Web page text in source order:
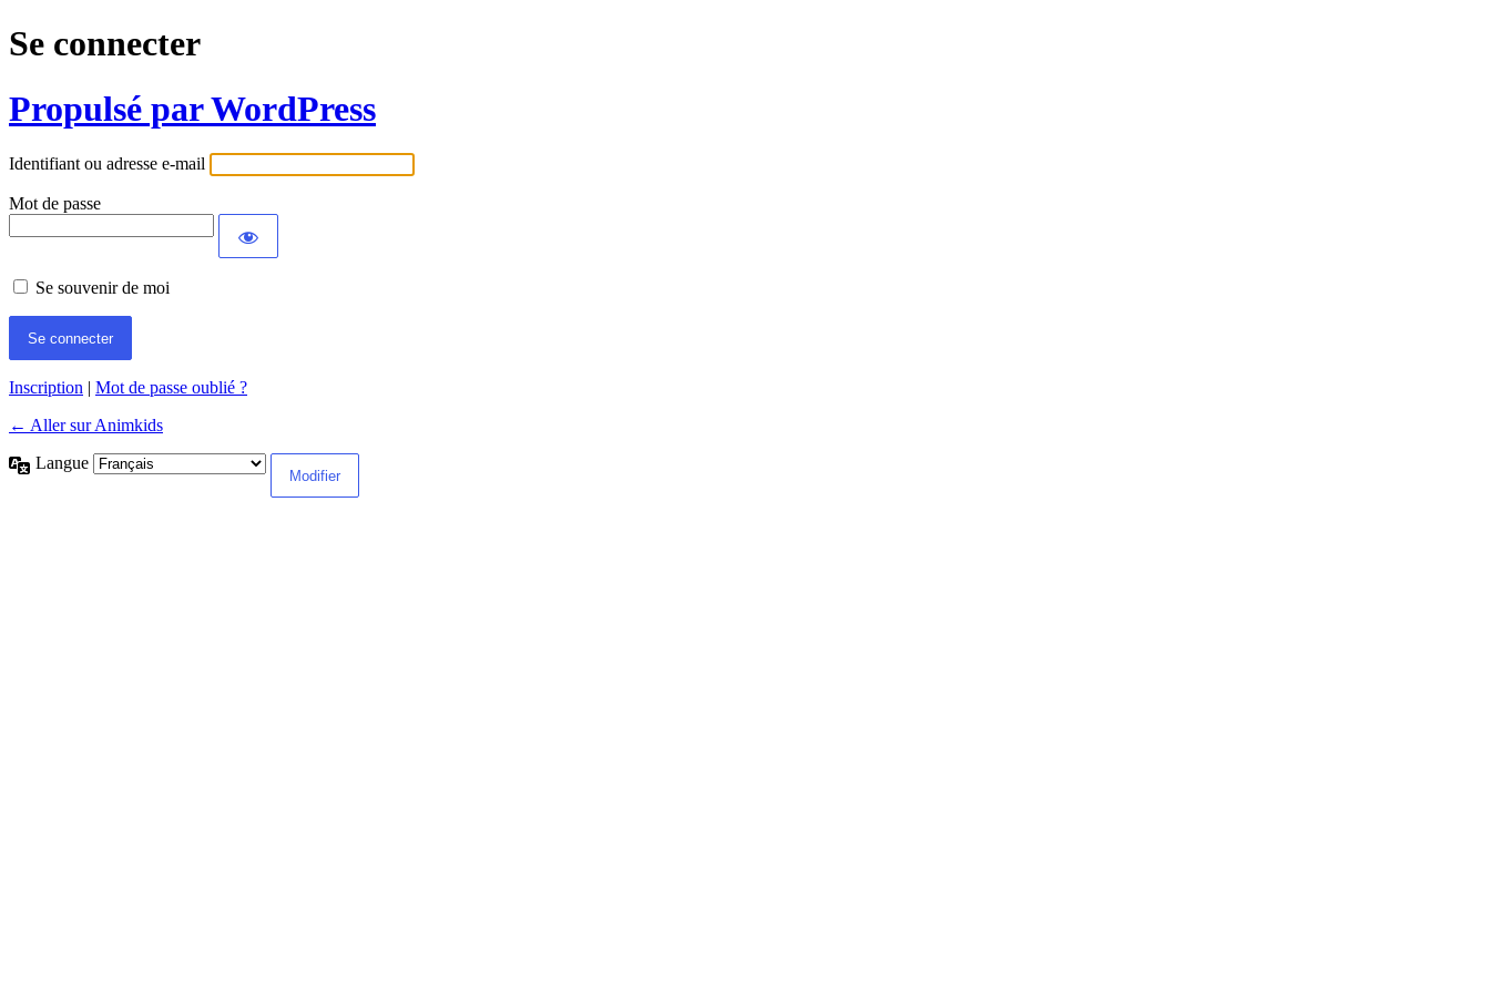
Se connecter
Propulsé par WordPress
Identifiant ou adresse e-mail
Mot de passe
Se souvenir de moi
Inscription | Mot de passe oublié ?
← Aller sur Animkids
Langue